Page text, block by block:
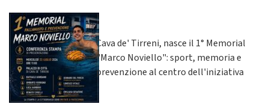
Cava de' Tirreni, nasce il 1° Memorial
"Marco Noviello": sport, memoria e
prevenzione al centro dell'iniziativa